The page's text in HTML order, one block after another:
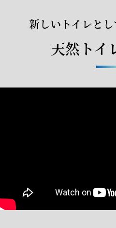
新しいトイレとし
天然トイ